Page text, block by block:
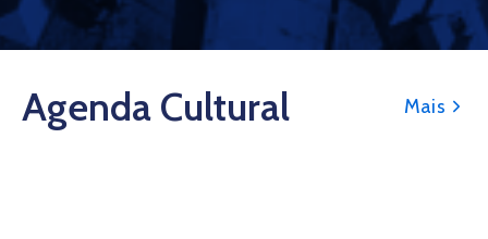
Agenda Cultural Mais